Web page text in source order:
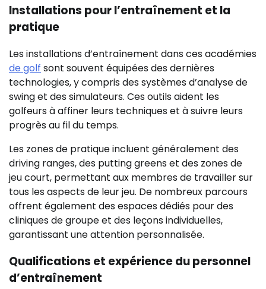
Installations pour l’entraînement et la
pratique
Les installations d’entraînement dans ces académies
de golf sont souvent équipées des dernières
technologies, y compris des systèmes d’analyse de
swing et des simulateurs. Ces outils aident les
golfeurs à affiner leurs techniques et à suivre leurs
progrès au fil du temps.
Les zones de pratique incluent généralement des
driving ranges, des putting greens et des zones de
jeu court, permettant aux membres de travailler sur
tous les aspects de leur jeu. De nombreux parcours
offrent également des espaces dédiés pour des
cliniques de groupe et des leçons individuelles,
garantissant une attention personnalisée.
Qualifications et expérience du personnel
d’entraînement